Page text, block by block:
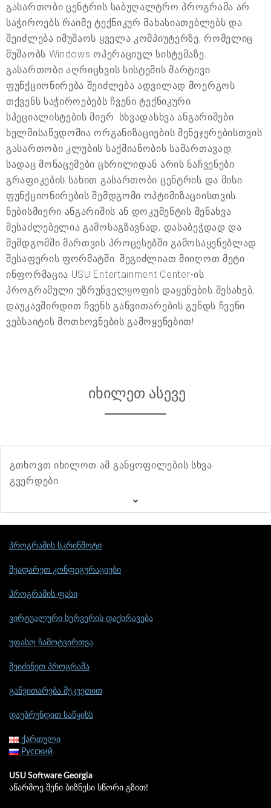
გასართობი ცენტრის საბუღალტრო პროგრამა არ
საჭიროებს რაიმე ტექნიკურ მახასიათებლებს და
შეიძლება იმუშაოს ყველა კომპიუტერზე, რომელიც
მუშაობს Windows ოპერაციულ სისტემაზე.
გასართობი აღრიცხვის სისტემის მარტივი
ფუნქციონირება შეიძლება ადვილად მოერგოს
თქვენს საჭიროებებს ჩვენი ტექნიკური
სპეციალისტების მიერ. სხვადასხვა ანგარიშები
ხელმისაწვდომია ორგანიზაციების მენეჯერებისთვის
გასართობი კლუბის საქმიანობის სამართავად,
სადაც მონაცემები ცხრილიდან არის ნაჩვენები
გრაფიკების სახით გასართობი ცენტრის და მისი
ფუნქციონირების შემდგომი ოპტიმიზაციისთვის.
ნებისმიერი ანგარიშის ან დოკუმენტის შენახვა
შესაძლებელია გამოსაგზავნად, დასაბეჭდად და
შემდგომში მართვის პროცესებში გამოსაყენებლად
შესაფერის ფორმატში. შეგიძლიათ მიიღოთ მეტი
ინფორმაცია USU Entertainment Center-ის
პროგრამული უზრუნველყოფის დაყენების შესახებ,
დაუკავშირდით ჩვენს განვითარების გუნდს ჩვენი
ვებსაიტის მოთხოვნების გამოყენებით!
იხილეთ ასევე
გთხოვთ იხილოთ ამ განყოფილების სხვა
გვერდები.
პროგრამის სკრინშოტი
შეადარეთ კონფიგურაციები
პროგრამის ფასი
ვირტუალური სერვერის დაქირავება
უფასო ჩამოტვირთვა
შეიძინეთ პროგრამა
განვითარება შეკვეთით
დაუბრუნდით საწყისს
ქართული
Русский
USU Software Georgia
აწარმოე შენი ბიზნესი სწორი გზით!